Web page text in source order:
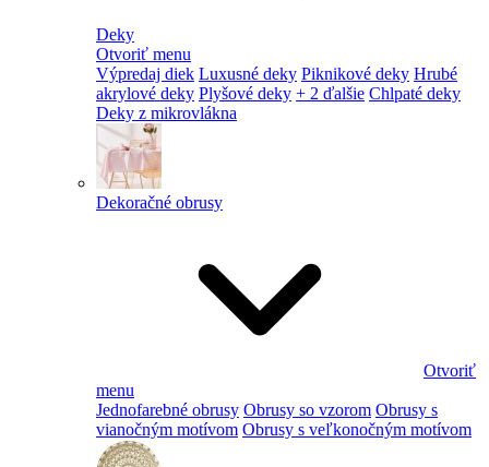
Deky
Otvoriť menu
Výpredaj diek Luxusné deky Piknikové deky Hrubé
akrylové deky Plyšové deky + 2 ďalšie Chlpaté deky
Deky z mikrovlákna
Dekoračné obrusy
Otvoriť
menu
Jednofarebné obrusy Obrusy so vzorom Obrusy s
vianočným motívom Obrusy s veľkonočným motívom